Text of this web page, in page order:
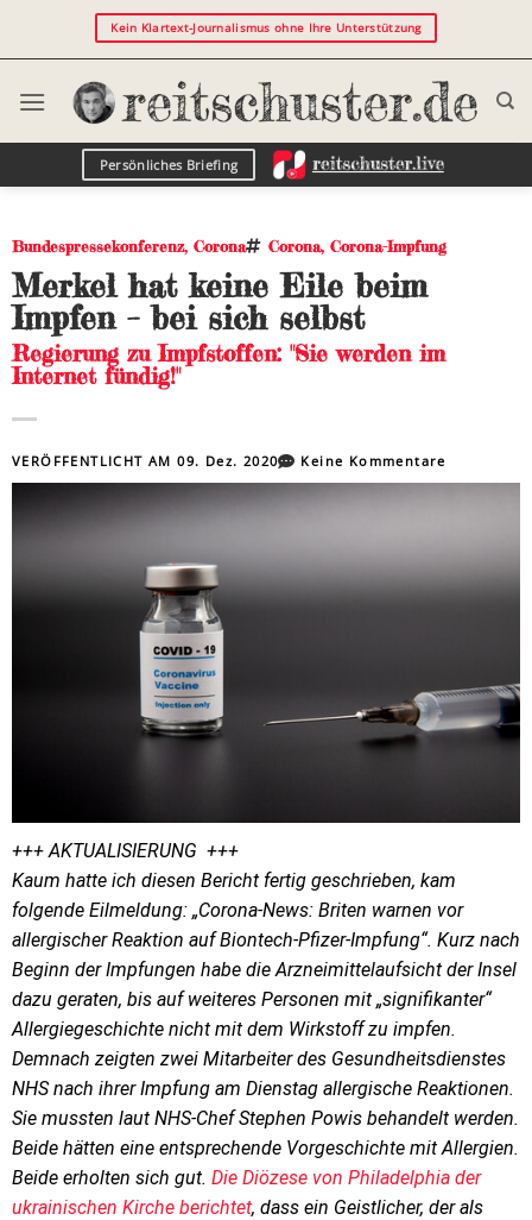
Kein Klartext-Journalismus ohne Ihre Unterstützung
Persönliches Briefing
Bundespressekonferenz, Corona Corona, Corona-Impfung
Merkel hat keine Eile beim
Impfen – bei sich selbst
Regierung zu Impfstoffen: "Sie werden im
Internet fündig!"
VERÖFFENTLICHT AM09. Dez. 2020 Keine Kommentare
+++ AKTUALISIERUNG +++
Kaum hatte ich diesen Bericht fertig geschrieben, kam
folgende Eilmeldung: „Corona-News: Briten warnen vor
allergischer Reaktion auf Biontech-Pfizer-Impfung“. Kurz nach
Beginn der Impfungen habe die Arzneimittelaufsicht der Insel
dazu geraten, bis auf weiteres Personen mit „signifikanter“
Allergiegeschichte nicht mit dem Wirkstoff zu impfen.
Demnach zeigten zwei Mitarbeiter des Gesundheitsdienstes
NHS nach ihrer Impfung am Dienstag allergische Reaktionen.
Sie mussten laut NHS-Chef Stephen Powis behandelt werden.
Beide hätten eine entsprechende Vorgeschichte mit Allergien.
Beide erholten sich gut. Die Diözese von Philadelphia der
ukrainischen Kirche berichtet, dass ein Geistlicher, der als